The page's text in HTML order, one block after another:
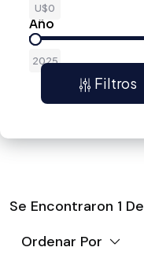
U$0
Año
2025
Filtros
Se Encontraron 1 De
Ordenar Por